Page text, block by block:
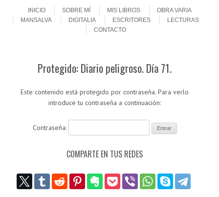
MenuINICIO
SOBRE MÍ MIS LIBROS
OBRA VARIA
MANSALVA
DIGITALIA ESCRITORES
LECTURAS
CONTACTO
Protegido: Diario peligroso. Día 71.
Este contenido está protegido por contraseña. Para verlo
introduce tu contraseña a continuación:
Contraseña:
COMPARTE EN TUS REDES